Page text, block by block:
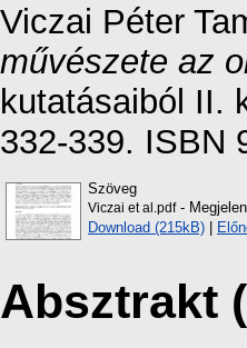
Viczai Péter
művészete az
kutatásaiból II.
332-339. ISBN
Szöveg
Viczai et al.pdf-
Download (215kB) |
Absztrakt